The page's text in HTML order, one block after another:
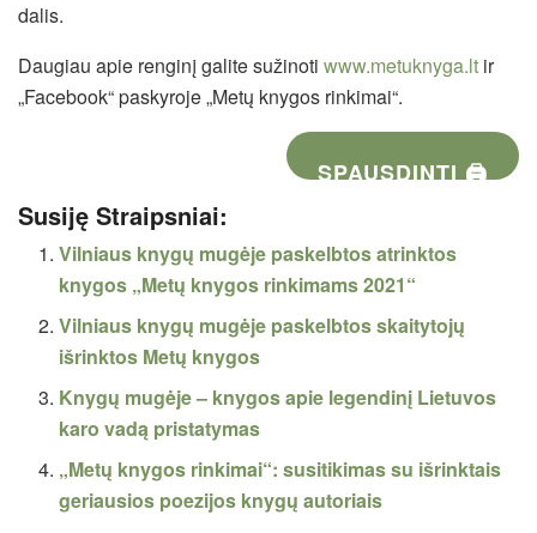
dalis.
Daugiau apie renginį galite sužinoti www.metuknyga.lt ir
„Facebook“ paskyroje „Metų knygos rinkimai“.
SPAUSDINTI 🖨
Susiję Straipsniai:
Vilniaus knygų mugėje paskelbtos atrinktos
knygos „Metų knygos rinkimams 2021“
Vilniaus knygų mugėje paskelbtos skaitytojų
išrinktos Metų knygos
Knygų mugėje – knygos apie legendinį Lietuvos
karo vadą pristatymas
„Metų knygos rinkimai“: susitikimas su išrinktais
geriausios poezijos knygų autoriais